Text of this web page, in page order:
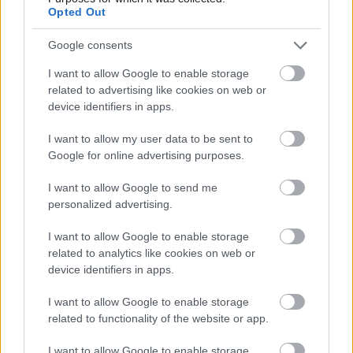
Opted Out
Google consents
I want to allow Google to enable storage
related to advertising like cookies on web or
device identifiers in apps.
I want to allow my user data to be sent to
Google for online advertising purposes.
I want to allow Google to send me
personalized advertising.
I want to allow Google to enable storage
related to analytics like cookies on web or
device identifiers in apps.
I want to allow Google to enable storage
related to functionality of the website or app.
I want to allow Google to enable storage
a megrontójának, hogyan élte meg, amikor
megerőszakolták. A férfinek pedig nincs más
választása, mint hogy részvéttel
végighallgassa, különben elárulja magát a
mit sem sejtő felesége előtt.
Ez a zárt, a maga törvényei szerint működő
világ azért is tökéletes választás a
történethez, mert így a végkimenetele szinte
kódolva. Még akkor is, ha a néző előre nem
láthatja, kinek az életét hogy rontja meg a